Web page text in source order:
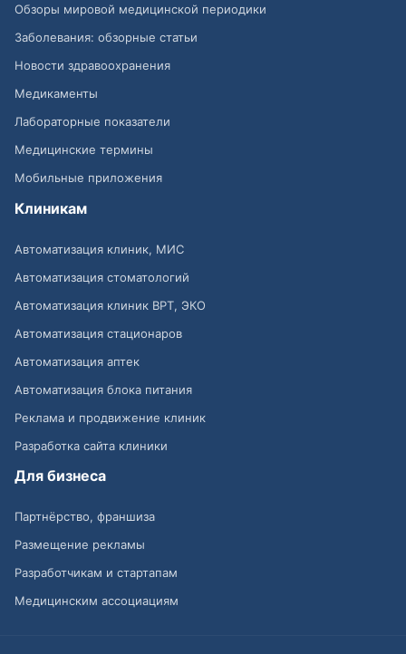
Обзоры мировой медицинской периодики
Заболевания: обзорные статьи
Новости здравоохранения
Медикаменты
Лабораторные показатели
Медицинские термины
Мобильные приложения
Клиникам
Автоматизация клиник, МИС
Автоматизация стоматологий
Автоматизация клиник ВРТ, ЭКО
Автоматизация стационаров
Автоматизация аптек
Автоматизация блока питания
Реклама и продвижение клиник
Разработка сайта клиники
Для бизнеса
Партнёрство, франшиза
Размещение рекламы
Разработчикам и стартапам
Медицинским ассоциациям